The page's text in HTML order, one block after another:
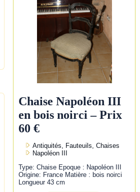
Chaise Napoléon III
en bois noirci – Prix
60 €
Antiquités, Fauteuils, Chaises
Napoléon III
Type: Chaise Epoque : Napoléon III
Origine: France Matière : bois noirci
Longueur 43 cm